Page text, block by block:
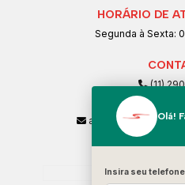
HORÁRIO DE
Segunda à Sexta:
(11)
(11)
Home
Olá!
Insira seu telefone